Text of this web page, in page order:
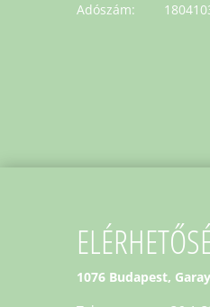
Adószám:
1076 Budapest,